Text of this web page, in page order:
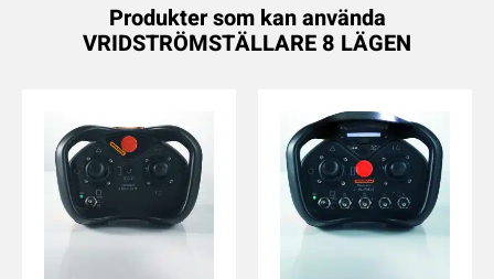
Produkter som kan använda
VRIDSTRÖMSTÄLLARE 8 LÄGEN